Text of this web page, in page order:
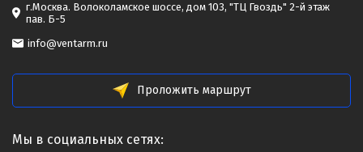
г.Москва. Волоколамское шоссе, дом 103, "ТЦ Гвоздь" 2-й этаж
пав. Б-5
info@ventarm.ru
Проложить маршрут
Мы в социальных сетях: